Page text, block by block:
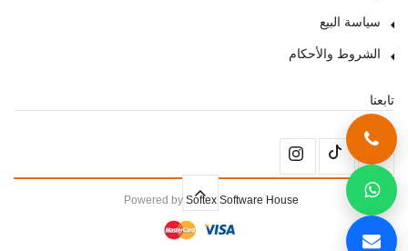
سياسة البيع
الشروط والأحكام
تابعنا
Powered by Softex Software House